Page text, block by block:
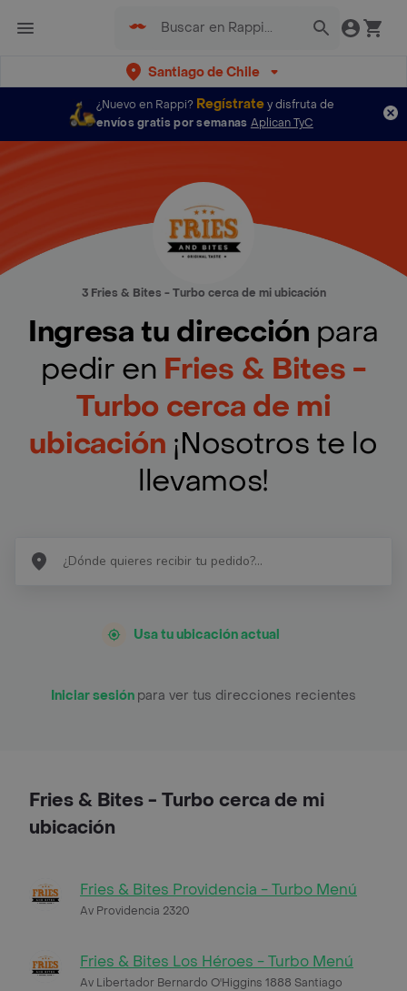
Santiago de Chile
¿Nuevo en Rappi? Regístratey disfruta de
envíos gratis por semanas Aplican TyC
3 Fries & Bites - Turbo cerca de mi ubicación
Ingresa tu dirección para
pedir en Fries & Bites -
Turbo cerca de mi
ubicación ¡Nosotros te lo
llevamos!
Usa tu ubicación actual
Iniciar sesión para ver tus direcciones recientes
Fries & Bites - Turbo cerca de mi
ubicación
Fries & Bites Providencia - Turbo Menú
Av Providencia 2320
Fries & Bites Los Héroes - Turbo Menú
Av Libertador Bernardo O'Higgins 1888 Santiago